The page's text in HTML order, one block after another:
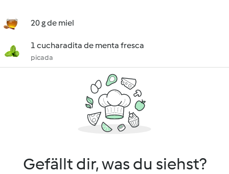
20 g de miel
1 cucharadita de menta fresca
picada
Gefällt dir, was du siehst?